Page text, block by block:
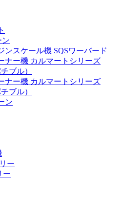
ン
ンスケール機 SQSワーバード
ナー機 カルマートシリーズ
ブル）
ナー機 カルマートシリーズ
ブル）
ン
ー
ー